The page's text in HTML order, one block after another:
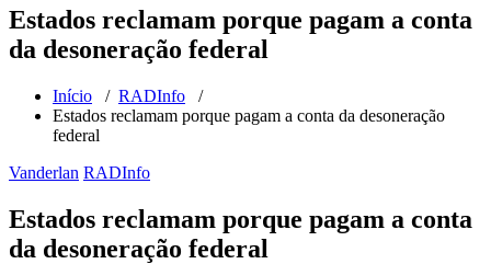
Estados reclamam porque pagam a conta
da desoneração federal
Início / RADInfo /
Estados reclamam porque pagam a conta da desoneração
federal
Vanderlan RADInfo
Estados reclamam porque pagam a conta
da desoneração federal